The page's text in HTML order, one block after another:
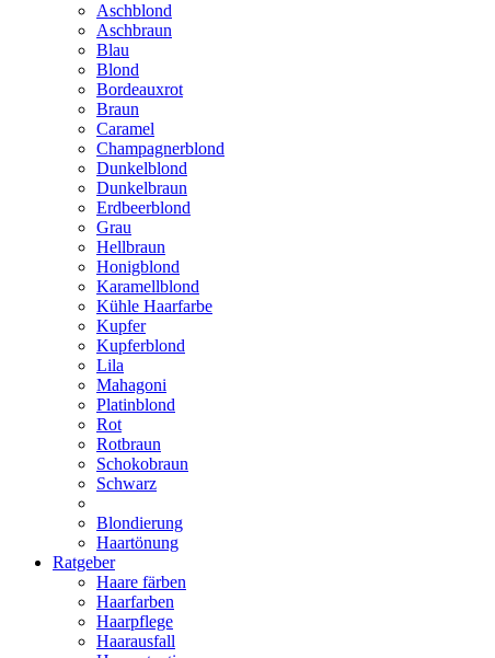
Aschblond
Aschbraun
Blau
Blond
Bordeauxrot
Braun
Caramel
Champagnerblond
Dunkelblond
Dunkelbraun
Erdbeerblond
Grau
Hellbraun
Honigblond
Karamellblond
Kühle Haarfarbe
Kupfer
Kupferblond
Lila
Mahagoni
Platinblond
Rot
Rotbraun
Schokobraun
Schwarz
Blondierung
Haartönung
Ratgeber
Haare färben
Haarfarben
Haarpflege
Haarausfall